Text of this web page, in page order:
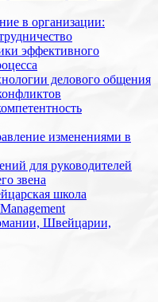
в организации:
эффективного
делового общения
изменениями в
для руководителей
звена
школа
Швейцарии,